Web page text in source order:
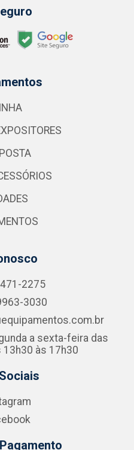
2275
3030
a sexta-feira das
13h30 às 17h30